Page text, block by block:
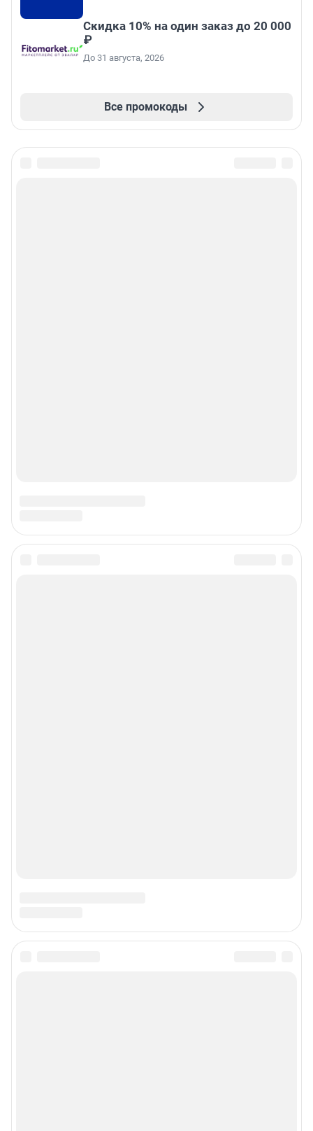
Скидка 10% на один заказ до 20 000
₽
До 31 августа, 2026
Все промокоды